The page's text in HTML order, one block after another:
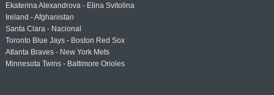
Ekaterina Alexandrova - Elina Svitolina
Ireland - Afghanistan
Santa Clara - Nacional
Toronto Blue Jays - Boston Red Sox
Atlanta Braves - New York Mets
Minnesota Twins - Baltimore Orioles